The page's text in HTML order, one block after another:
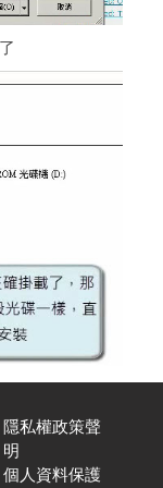
隱私權政策聲
明
個人資料保護